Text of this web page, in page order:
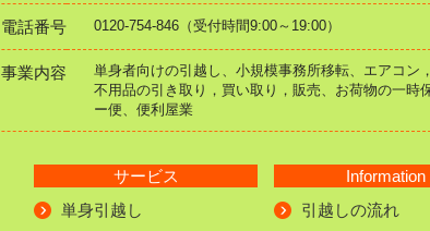
電話番号 0120-754-846（受付時間9:00～19:00）
事業内容
単身者向けの引越し、小規模事務所移転、エアコン
不用品の引き取り，買い取り，販売、お荷物の一時
ー便、便利屋業
サービス
単身引越し
Information
引越しの流れ